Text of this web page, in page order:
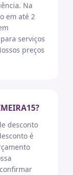
Na
em até 2
serviços
preços
desconto
é